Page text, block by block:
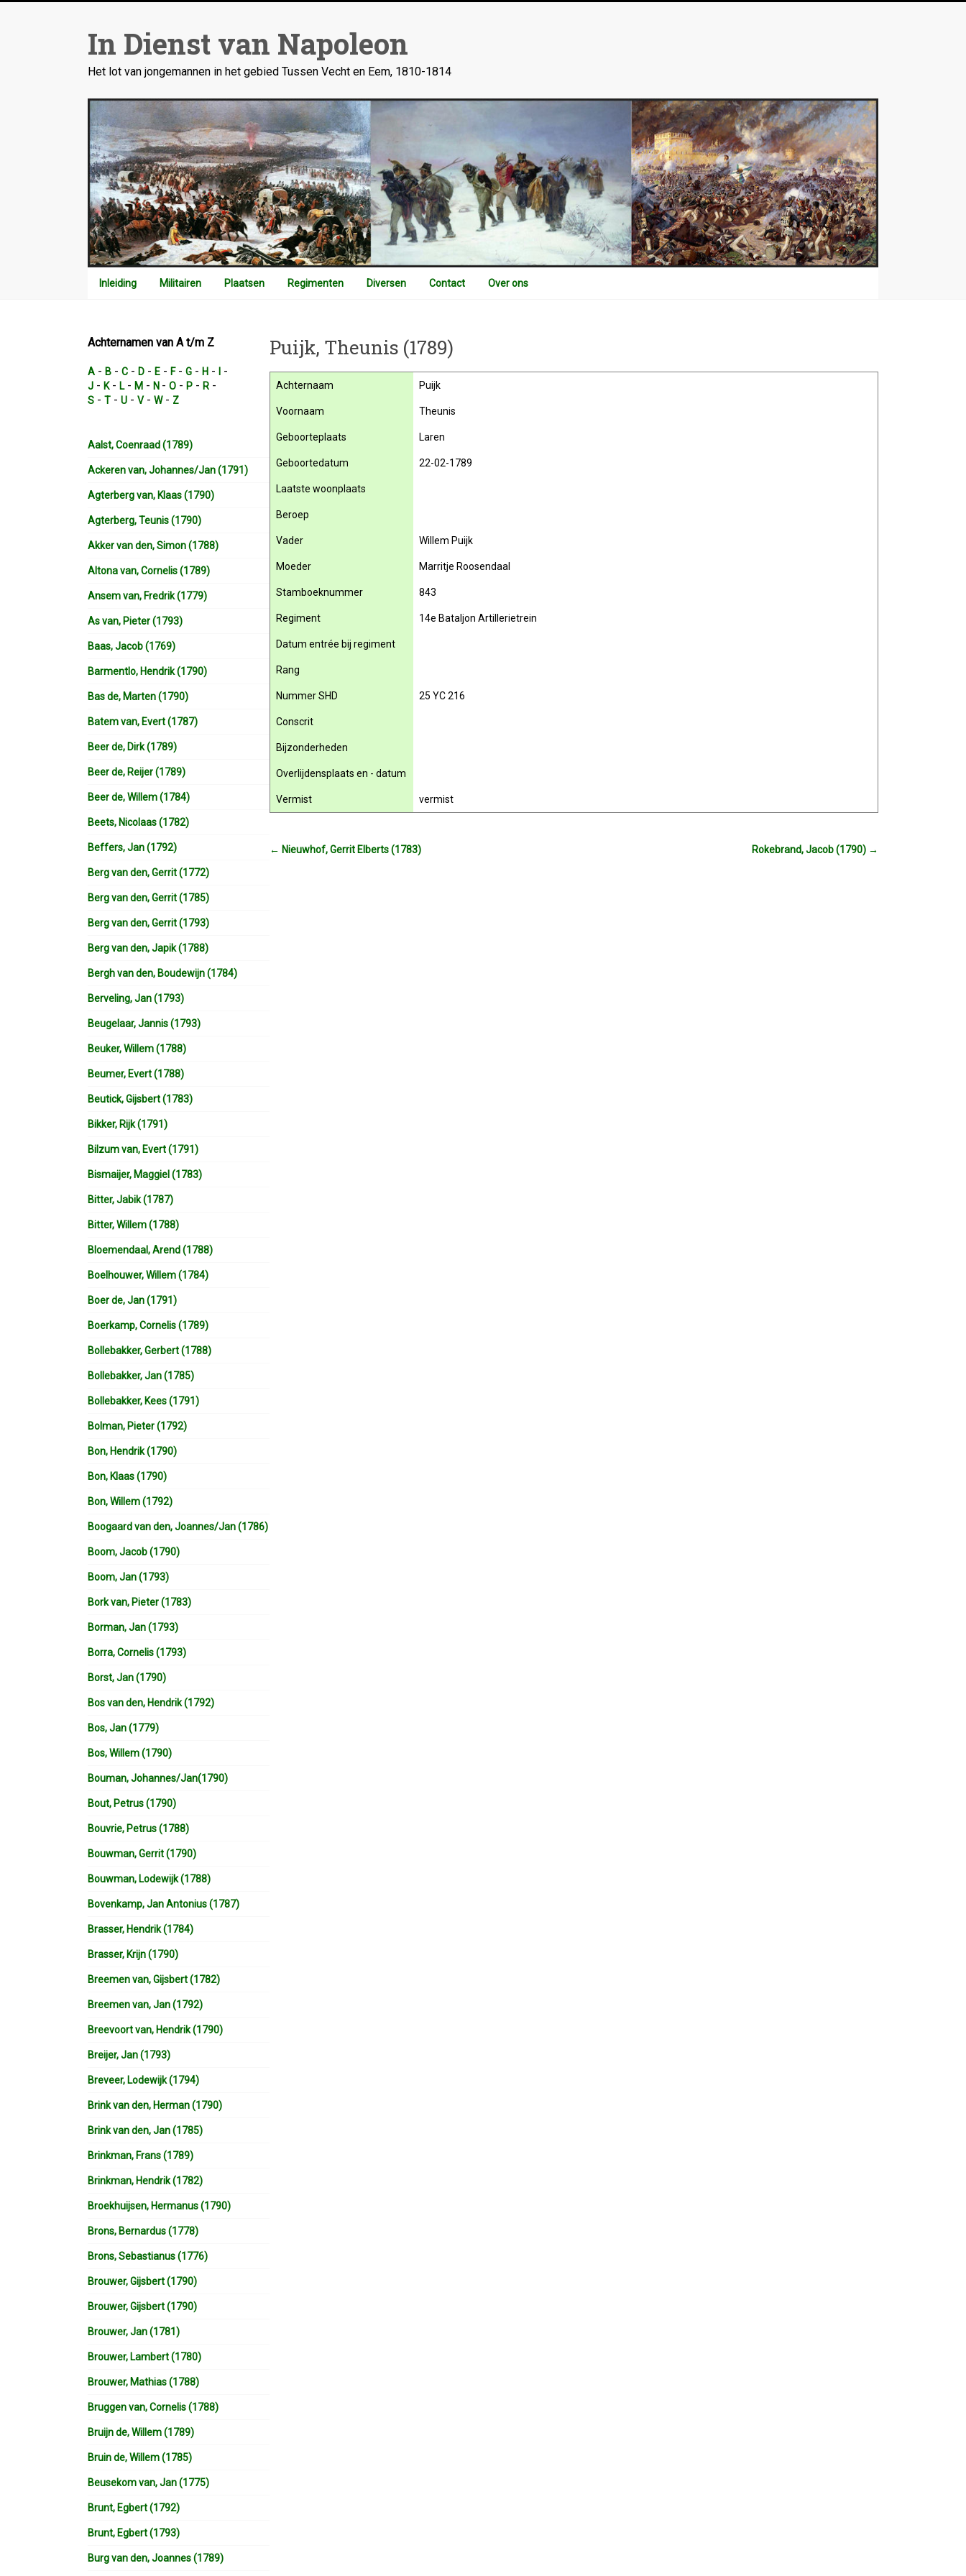
In Dienst van Napoleon
Het lot van jongemannen in het gebied Tussen Vecht en Eem, 1810-1814
Inleiding Militairen Plaatsen Regimenten Diversen Contact Over ons
Puijk, Theunis (1789)
Achternaam Puijk
Voornaam Theunis
Geboorteplaats Laren
Geboortedatum 22-02-1789
Laatste woonplaats
Beroep
Vader Willem Puijk
Moeder Marritje Roosendaal
Stamboeknummer 843
Regiment 14e Bataljon Artillerietrein
Datum entrée bij regiment
Rang
Nummer SHD 25 YC 216
Conscrit
Bijzonderheden
Overlijdensplaats en - datum
Vermist vermist
← Nieuwhof, Gerrit Elberts (1783) Rokebrand, Jacob (1790) →
Achternamen van A t/m Z
A - B - C - D - E - F- G - H - -
J - K- L- M - N - O - P - R -
S - T - U - V- W- Z
Aalst, Coenraad (1789)
Ackeren van, Johannes/Jan (1791)
Agterberg van, Klaas (1790)
Agterberg, Teunis (1790)
Akker van den, Simon (1788)
Altona van, Cornelis (1789)
Ansem van, Fredrik (1779)
As van, Pieter (1793)
Baas, Jacob (1769)
Barmentlo, Hendrik (1790)
Bas de, Marten (1790)
Batem van, Evert (1787)
Beer de, Dirk (1789)
Beer de, Reijer (1789)
Beer de, Willem (1784)
Beets, Nicolaas (1782)
Beffers, Jan (1792)
Berg van den, Gerrit (1772)
Berg van den, Gerrit (1785)
Berg van den, Gerrit (1793)
Berg van den, Japik (1788)
Bergh van den, Boudewijn (1784)
Berveling, Jan (1793)
Beugelaar, Jannis (1793)
Beuker, Willem (1788)
Beumer, Evert (1788)
Beutick, Gijsbert (1783)
Bikker, Rijk (1791)
Bilzum van, Evert (1791)
Bismaijer, Maggiel (1783)
Bitter, Jabik (1787)
Bitter, Willem (1788)
Bloemendaal, Arend (1788)
Boelhouwer, Willem (1784)
Boer de, Jan (1791)
Boerkamp, Cornelis (1789)
Bollebakker, Gerbert (1788)
Bollebakker, Jan (1785)
Bollebakker, Kees (1791)
Bolman, Pieter (1792)
Bon, Hendrik (1790)
Bon, Klaas (1790)
Bon, Willem (1792)
Boogaard van den, Joannes/Jan (1786)
Boom, Jacob (1790)
Boom, Jan (1793)
Bork van, Pieter (1783)
Borman, Jan (1793)
Borra, Cornelis (1793)
Borst, Jan (1790)
Bos van den, Hendrik (1792)
Bos, Jan (1779)
Bos, Willem (1790)
Bouman, Johannes/Jan(1790)
Bout, Petrus (1790)
Bouvrie, Petrus (1788)
Bouwman, Gerrit (1790)
Bouwman, Lodewijk (1788)
Bovenkamp, Jan Antonius (1787)
Brasser, Hendrik (1784)
Brasser, Krijn (1790)
Breemen van, Gijsbert (1782)
Breemen van, Jan (1792)
Breevoort van, Hendrik (1790)
Breijer, Jan (1793)
Breveer, Lodewijk (1794)
Brink van den, Herman (1790)
Brink van den, Jan (1785)
Brinkman, Frans (1789)
Brinkman, Hendrik (1782)
Broekhuijsen, Hermanus (1790)
Brons, Bernardus (1778)
Brons, Sebastianus (1776)
Brouwer, Gijsbert (1790)
Brouwer, Gijsbert (1790)
Brouwer, Jan (1781)
Brouwer, Lambert (1780)
Brouwer, Mathias (1788)
Bruggen van, Cornelis (1788)
Bruijn de, Willem (1789)
Bruin de, Willem (1785)
Beusekom van, Jan (1775)
Brunt, Egbert (1792)
Brunt, Egbert (1793)
Burg van den, Joannes (1789)